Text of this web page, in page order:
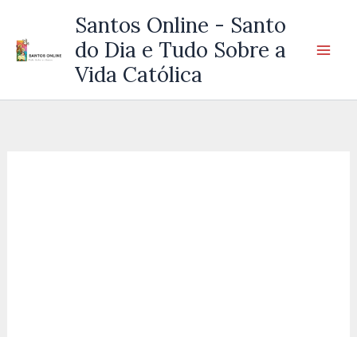
Santos Online - Santo
do Dia e Tudo Sobre a
Vida Católica